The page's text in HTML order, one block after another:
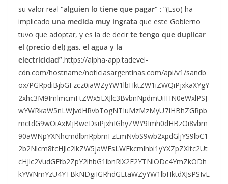
su valor real “alguien lo tiene que pagar” : “(Eso) ha
implicado una medida muy ingrata que este Gobierno
tuvo que adoptar, y es la de decir te tengo que duplicar
el (precio del) gas, el agua y la
electricidad”.https://alpha-app.tadevel-
cdn.com/hostname/noticiasargentinas.com/api/v1/sandb
ox/PGRpdiBjbGFzcz0iaWZyYW1lbHktZW1iZWQiPjxkaXYgY
2xhc3M9ImlmcmFtZWx5LXJlc3BvbnNpdmUiIHN0eWxlPSJ
wYWRkaW5nLWJvdHRvbTogNTIuMzMzMyU7IHBhZGRpb
mctdG9wOiAxMjBweDsiPjxhIGhyZWY9Imh0dHBzOi8vbm
90aWNpYXNhcmdlbnRpbmFzLmNvbS9wb2xpdGljYS9lbC1
2b2Nlcm8tcHJlc2lkZW5jaWFsLWFkcmlhbi1yYXZpZXItc2Ut
cHJlc2VudGEtb2ZpY2lhbG1lbnRlX2E2YTNlODc4YmZkODh
kYWNmYzU4YTBkNDgiIGRhdGEtaWZyYW1lbHktdXJsPSIvL